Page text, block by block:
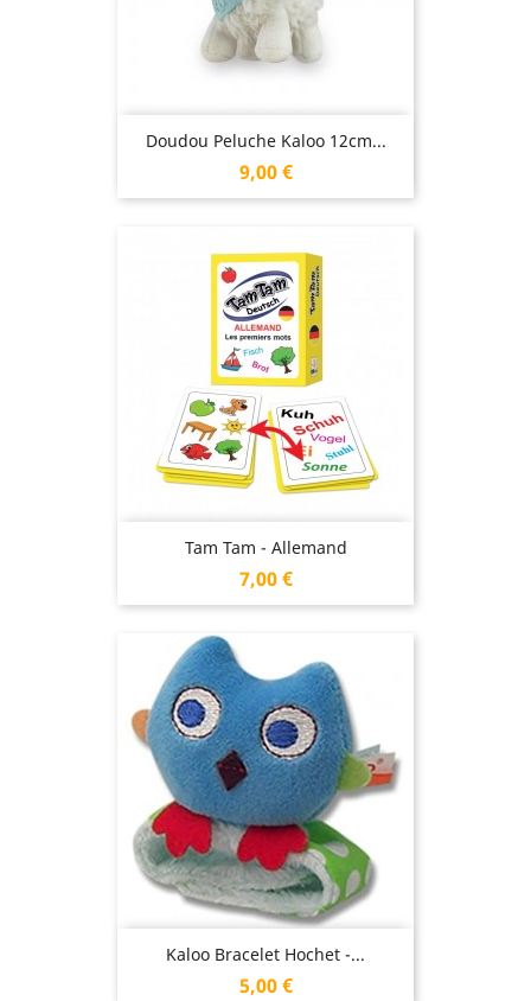
Doudou Peluche Kaloo 12cm...
Prix
9,00 €
Tam Tam - Allemand
Prix
7,00 €
Kaloo Bracelet Hochet -...
Prix
5,00 €